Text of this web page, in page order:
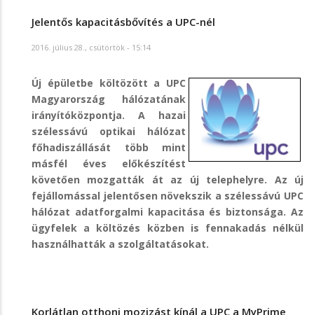
Jelentős kapacitásbővítés a UPC-nél
2016. július 28., csütörtök - 15:14
Új épületbe költözött a UPC
Magyarország hálózatának
irányítóközpontja. A hazai
szélessávú optikai hálózat
főhadiszállását több mint
másfél éves előkészítést
követően mozgatták át az új telephelyre. Az új
fejállomással jelentősen növekszik a szélessávú UPC
hálózat adatforgalmi kapacitása és biztonsága. Az
ügyfelek a költözés közben is fennakadás nélkül
használhatták a szolgáltatásokat.
Korlátlan otthoni mozizást kínál a UPC a MyPrime